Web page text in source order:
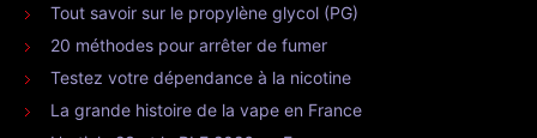
Tout savoir sur le propylène glycol (PG)
20 méthodes pour arrêter de fumer
Testez votre dépendance à la nicotine
La grande histoire de la vape en France